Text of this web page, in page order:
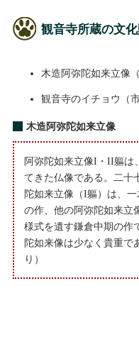
観音寺所蔵の文
木造阿弥陀如来立像
観音寺のイチョウ（
木造阿弥陀如来立像
阿弥陀如来立像I・II軀は
てきた仏像である。二十
陀如来立像（I軀）は、
の作、他の阿弥陀如来立
様式を遺す鎌倉中期の作
陀如来像は少なく貴重で
り）